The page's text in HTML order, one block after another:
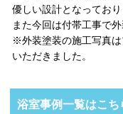
優しい設計となっており
また今回は付帯工事で
※外装塗装の施工写真
いただきました。
浴室事例一覧はこち